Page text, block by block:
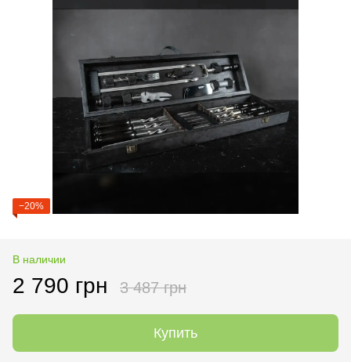
−20%
В наличии
2 790 грн 3 487 грн
Купить